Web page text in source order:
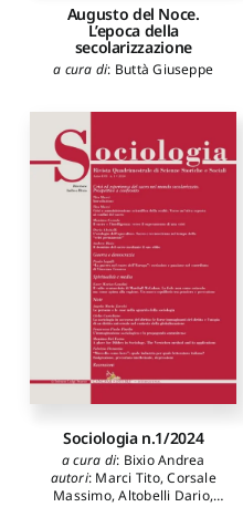
Augusto del Noce.
L’epoca della
secolarizzazione
a cura di: Buttà Giuseppe
Sociologia n.1/2024
a cura di: Bixio Andrea
autori: Marci Tito,Corsale
Massimo,Altobelli Dario,